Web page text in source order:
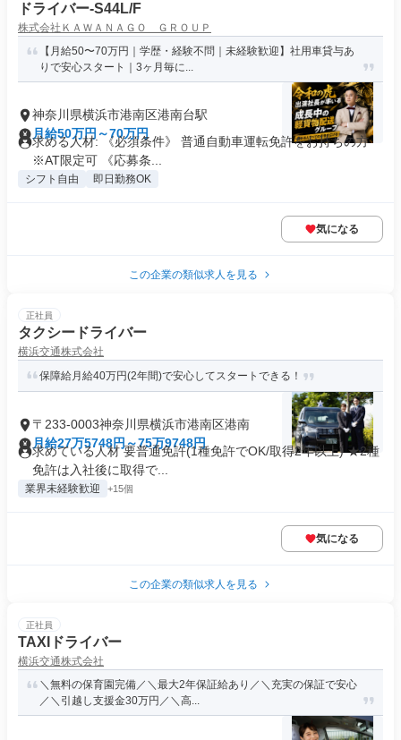
ドライバー-S44L/F
株式会社ＫＡＷＡＮＡＧＯ ＧＲＯＵＰ
【月給50〜70万円｜学歴・経験不問｜未経験歓迎】社用車貸与あ
りで安心スタート｜3ヶ月毎に...
神奈川県横浜市港南区港南台駅
月給50万円～70万円
求める人材: 《必須条件》 普通自動車運転免許をお持ちの方
※AT限定可 《応募条...
シフト自由 即日勤務OK
気になる
この企業の類似求人を見る
正社員
タクシードライバー
横浜交通株式会社
保障給月給40万円(2年間)で安心してスタートできる！
〒233-0003神奈川県横浜市港南区港南
月給27万5748円～75万9748円
求めている人材 要普通免許(1種免許でOK/取得2年以上) ★2種
免許は入社後に取得で...
業界未経験歓迎 +15個
気になる
この企業の類似求人を見る
正社員
TAXIドライバー
横浜交通株式会社
＼無料の保育園完備／＼最大2年保証給あり／＼充実の保証で安心
／＼引越し支援金30万円／＼高...